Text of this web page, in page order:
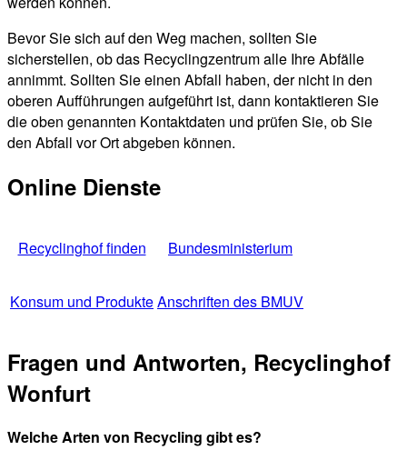
Bevor Sie sich auf den Weg machen, sollten Sie
sicherstellen, ob das Recyclingzentrum alle Ihre Abfälle
annimmt. Sollten Sie einen Abfall haben, der nicht in den
oberen Aufführungen aufgeführt ist, dann kontaktieren Sie
die oben genannten Kontaktdaten und prüfen Sie, ob Sie
den Abfall vor Ort abgeben können.
Online Dienste
Recyclinghof finden Bundesministerium
Konsum und ProdukteAnschriften des BMUV
Fragen und Antworten, Recyclinghof
Wonfurt
Welche Arten von Recycling gibt es?